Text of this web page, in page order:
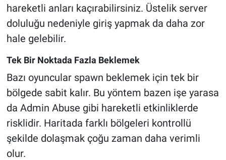
hareketli anları kaçırabilirsiniz. Üstelik server
doluluğu nedeniyle giriş yapmak da daha zor
hale gelebilir.
Tek Bir Noktada Fazla Beklemek
Bazı oyuncular spawn beklemek için tek bir
bölgede sabit kalır. Bu yöntem bazen işe yarasa
da Admin Abuse gibi hareketli etkinliklerde
risklidir. Haritada farklı bölgeleri kontrollü
şekilde dolaşmak çoğu zaman daha verimli
olur.